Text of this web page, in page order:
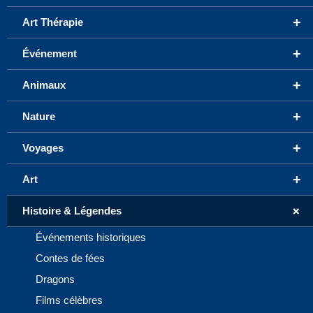
+
Art Thérapie
+
Événement
+
Animaux
+
Nature
+
Voyages
+
Art
+
Histoire & Légendes
Événements historiques
Contes de fées
Dragons
Films célèbres